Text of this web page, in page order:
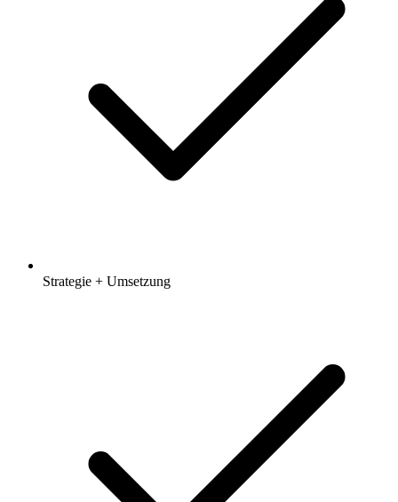
Strategie + Umsetzung